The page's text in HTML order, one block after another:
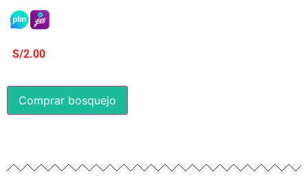
S/2.00
Comprar bosquejo